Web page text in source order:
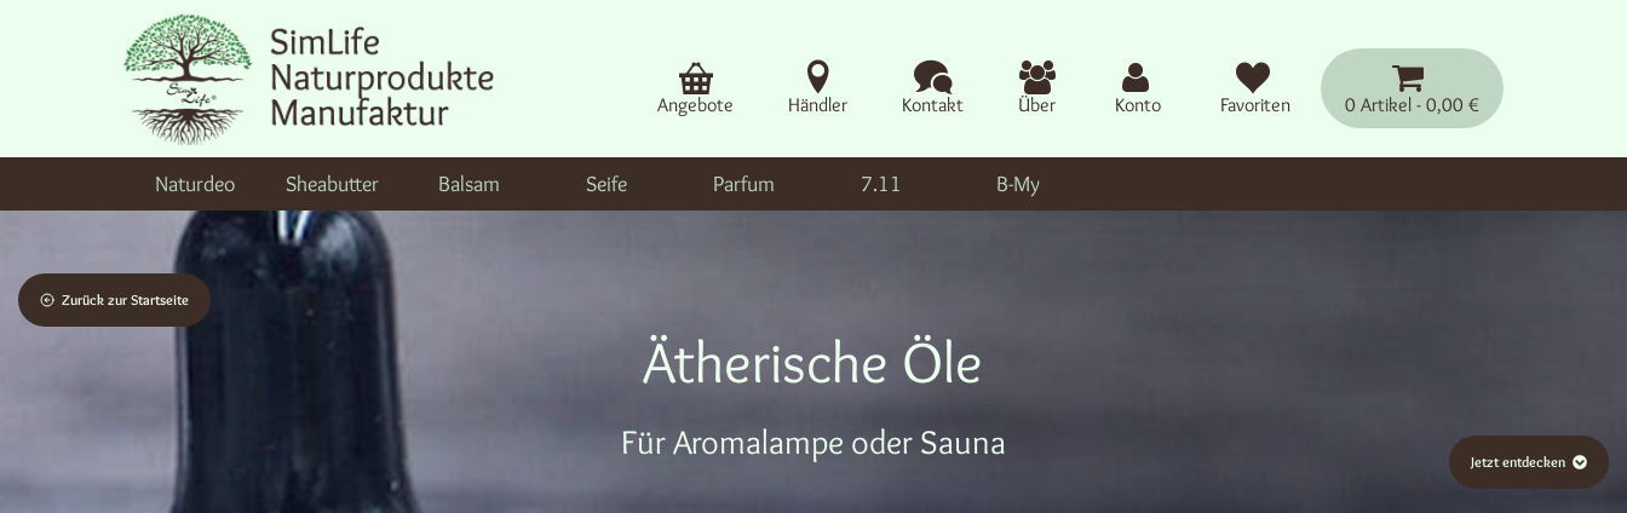
Angebote Händler Kontakt Über Konto Favoriten 0 Artikel 0,00 €
Naturdeo Sheabutter Balsam Seife Parfum 7.11 B-My
Zurück zur Startseite
Ätherische Öle
Für Aromalampe oder Sauna Jetzt entdecken